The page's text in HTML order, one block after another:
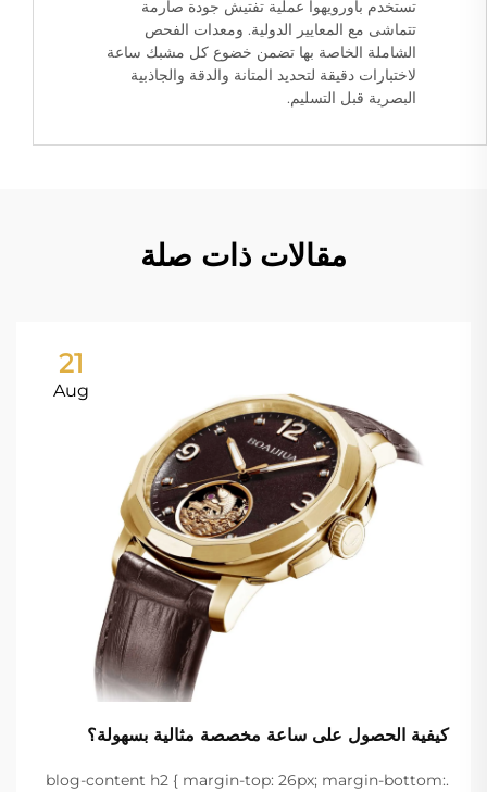
تستخدم باورويهوا عملية تفتيش جودة صارمة
تتماشى مع المعايير الدولية. ومعدات الفحص
الشاملة الخاصة بها تضمن خضوع كل مشبك ساعة
لاختبارات دقيقة لتحديد المتانة والدقة والجاذبية
البصرية قبل التسليم.
مقالات ذات صلة
21
Aug
كيفية الحصول على ساعة مخصصة مثالية بسهولة؟
.blog-content h2 { margin-top: 26px; margin-bottom: